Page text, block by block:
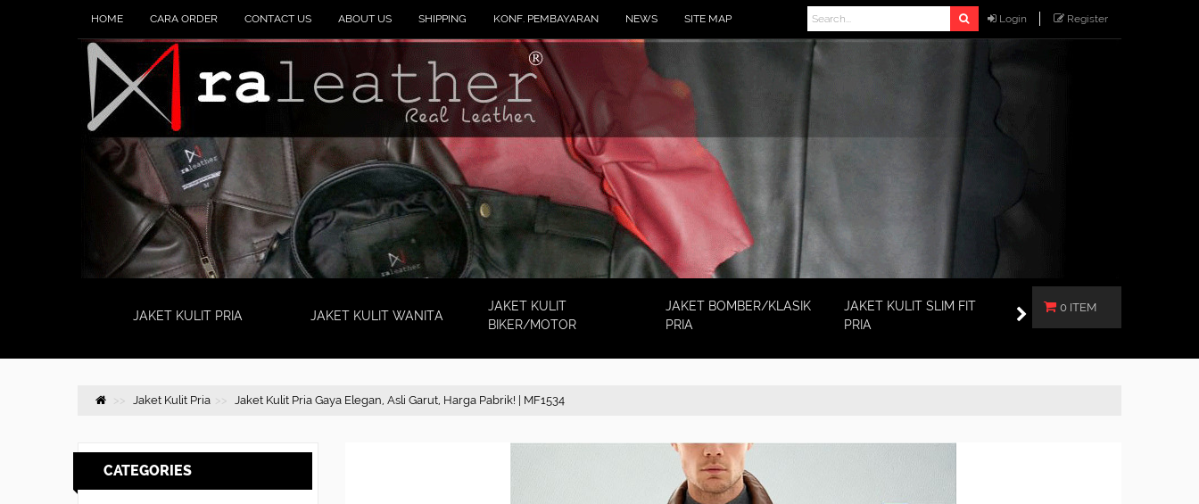
Login Register
HOME CARA ORDER CONTACT US ABOUT US SHIPPING KONF. PEMBAYARAN NEWS SITE MAP
0 ITEM
JAKET KULIT PRIA JAKET KULIT WANITA
JAKET KULIT
BIKER/MOTOR
JAKET BOMBER/KLASIK
PRIA
JAKET KULIT SLIM FIT
PRIA
Jaket Kulit Pria Jaket Kulit Pria Gaya Elegan, Asli Garut, Harga Pabrik! | MF1534
CATEGORIES